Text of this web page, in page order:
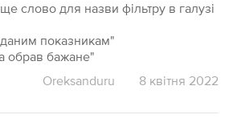
слово для назви фільтру в галузі
показникам"
обрав бажане"
Oreksanduru 8 квітня 2022